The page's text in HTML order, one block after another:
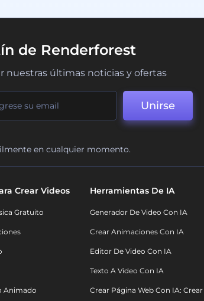
de Renderforest
nuestras últimas noticias y ofertas
Unirse
en cualquier momento.
Crear Videos
Gratuito
Animado
Herramientas De IA
Generador De Video Con IA
Crear Animaciones Con IA
Editor De Video Con IA
Texto A Video Con IA
Crear Página Web Con IA: